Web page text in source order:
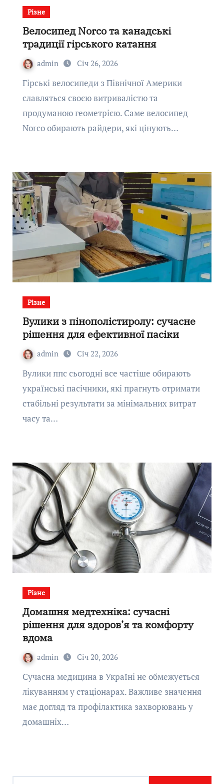
Різне
Велосипед Norco та канадські
традиції гірського катання
admin Січ 26, 2026
Гірські велосипеди з Північної Америки
славляться своєю витривалістю та
продуманою геометрією. Саме велосипед
Norco обирають райдери, які цінують…
Різне
Вулики з пінополістиролу: сучасне
рішення для ефективної пасіки
admin Січ 22, 2026
Вулики ппс сьогодні все частіше обирають
українські пасічники, які прагнуть отримати
стабільні результати за мінімальних витрат
часу та…
Різне
Домашня медтехніка: сучасні
рішення для здоров’я та комфорту
вдома
admin Січ 20, 2026
Сучасна медицина в Україні не обмежується
лікуванням у стаціонарах. Важливе значення
має догляд та профілактика захворювань у
домашніх…